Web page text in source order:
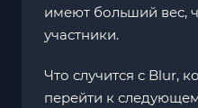
имеют больший вес,
участники.
Что случится с Blur,
перейти к